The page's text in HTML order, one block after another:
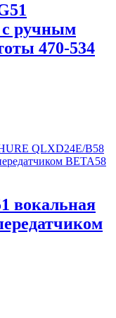
с ручным
470-534
вокальная